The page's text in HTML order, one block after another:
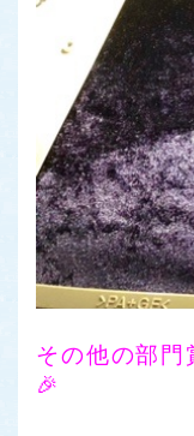
その他の部門
🎉